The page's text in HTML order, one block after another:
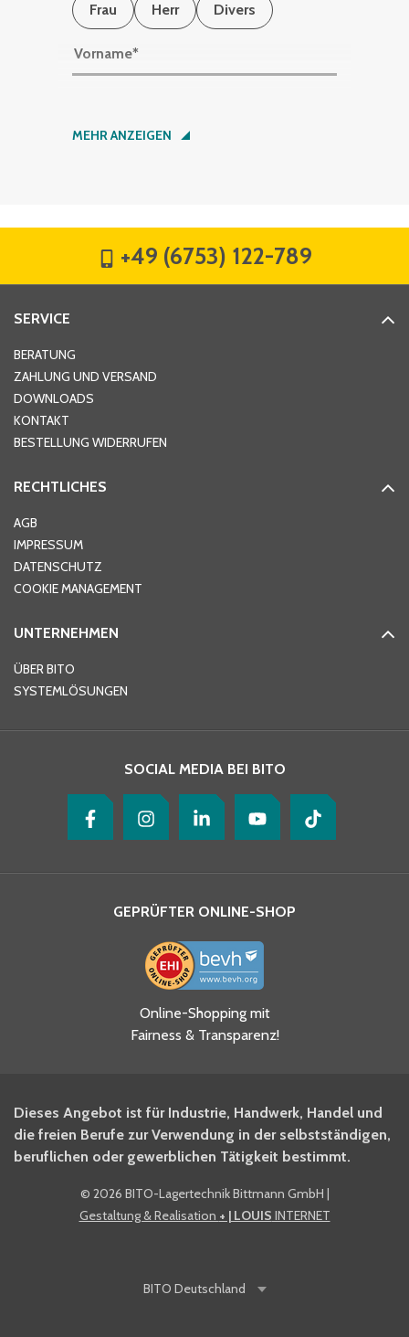
Frau
Herr Divers
Vorname*
Nachname*
Hausnummer
Ort*
Telefon
Ja, ich habe die
Datenschutzhinweise gelesen
und akzeptiere diese.
BITO Newsletter Fachwissen
Intralogistiker anmelden.
Ja, ich möchte mich für den
BITO Shop-Newsletter
MEHR ANZEIGEN
+49 (6753) 122-789
SERVICE
BERATUNG
ZAHLUNG UND VERSAND
DOWNLOADS
KONTAKT
BESTELLUNG WIDERRUFEN
RECHTLICHES
AGB
IMPRESSUM
DATENSCHUTZ
COOKIE MANAGEMENT
UNTERNEHMEN
ÜBER BITO
SYSTEMLÖSUNGEN
SOCIAL MEDIA BEI BITO
GEPRÜFTER ONLINE-SHOP
Online-Shopping mit
Fairness & Transparenz!
Dieses Angebot ist für Industrie, Handwerk, Handel und
die freien Berufe zur Verwendung in der selbstständigen,
beruflichen oder gewerblichen Tätigkeit bestimmt.
© 2026 BITO-Lagertechnik Bittmann GmbH |
Gestaltung & Realisation + | LOUIS INTERNET
BITO Deutschland